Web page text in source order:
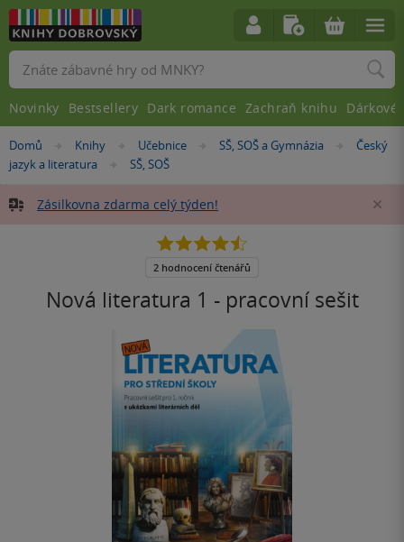
Nacházíte
se
Domů »Knihy »Učebnice »
SŠ, SOŠ a Gymnázia »
Český
jazyk a literatura
»
SŠ, SOŠ
Zásilkovna zdarma celý týden!
Nová literatura 1 - pracovní sešit
4.5
5
2 hodnocení čtenářů
Vyhledávání
Novinky Bestsellery Dark romance Zachraň knihu Dárkové